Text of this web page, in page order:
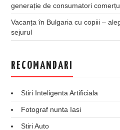
generație de consumatori
Vacanța în Bulgaria cu copiii –
sejurul
RECOMANDARI
Stiri Inteligenta Artificiala
Fotograf nunta Iasi
Stiri Auto